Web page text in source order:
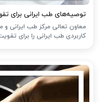
توصیه‌های طب ایرانی برای
معاون تعالی مرکز طب ایرانی
کاربردی طب ایرانی را برای